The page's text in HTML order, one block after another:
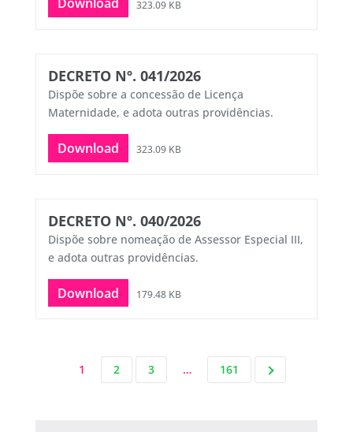
323.09 KB
DECRETO Nº. 041/2026
Dispõe sobre a concessão de Licença
Maternidade, e adota outras providências.
Download 323.09 KB
DECRETO Nº. 040/2026
Dispõe sobre nomeação de Assessor Especial III,
e adota outras providências.
Download 179.48 KB
1 2 3 … 161